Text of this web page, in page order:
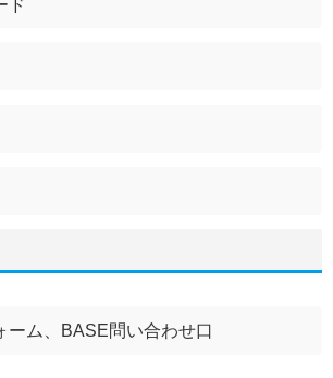
ド
ーム、BASE問い合わせ口